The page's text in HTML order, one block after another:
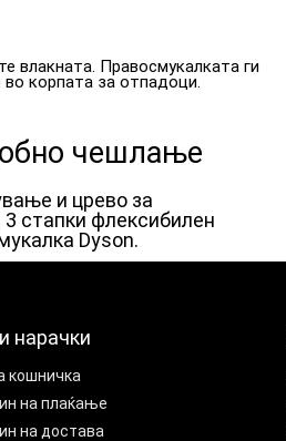
влакната. Правосмукалката ги
корпата за отпадоци.
чешлање
и црево за
стапки флексибилен
Dyson.
нарачки
кошничка
на плаќање
на достава